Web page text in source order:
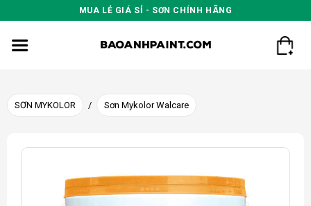
to
content
MUA LẺ GIÁ SỈ - SƠN CHÍNH HÃNG
SƠN MYKOLOR / Sơn Mykolor Walcare